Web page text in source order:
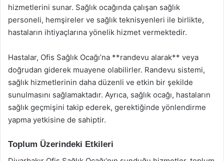
hizmetlerini sunar. Sağlık ocağında çalışan sağlık
personeli, hemşireler ve sağlık teknisyenleri ile birlikte,
hastaların ihtiyaçlarına yönelik hizmet vermektedir.
Hastalar, Ofis Sağlık Ocağı’na **randevu alarak** veya
doğrudan giderek muayene olabilirler. Randevu sistemi,
sağlık hizmetlerinin daha düzenli ve etkin bir şekilde
sunulmasını sağlamaktadır. Ayrıca, sağlık ocağı, hastaların
sağlık geçmişini takip ederek, gerektiğinde yönlendirme
yapma yetkisine de sahiptir.
Toplum Üzerindeki Etkileri